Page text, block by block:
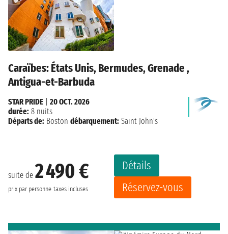
Caraïbes: États Unis, Bermudes, Grenade ,
Antigua-et-Barbuda
suite de 2 490 €
prix par personne taxes incluses
Détails
Réservez-vous
STAR PRIDE
20 OCT. 2026
durée: 8 nuits
Départs de: Boston débarquement: Saint John's